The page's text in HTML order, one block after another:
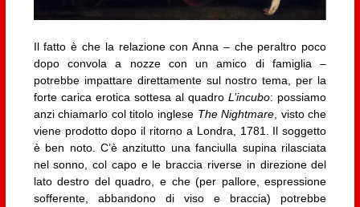
Il fatto è che la relazione con Anna – che peraltro poco
dopo convola a nozze con un amico di famiglia –
potrebbe impattare direttamente sul nostro tema, per la
forte carica erotica sottesa al quadroL’incubo: possiamo
anzi chiamarlo col titolo inglese The Nightmare , visto che
viene prodotto dopo il ritorno a Londra, 1781. Il soggetto
è ben noto. C’è anzitutto una fanciulla supina rilasciata
nel sonno, col capo e le braccia riverse in direzione del
lato destro del quadro, e che (per pallore, espressione
sofferente, abbandono di viso e braccia) potrebbe